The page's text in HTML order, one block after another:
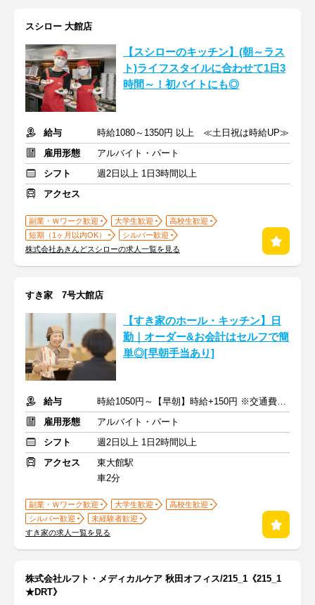
スシロー 大館店
【スシローのキッチン】(朝～ラス
ト)ライフスタイルに合わせて1日3
時間～！初バイトにも◎
給与
時給1080～1350円 以上 ≪土日祝は時給UP≫
雇用形態
アルバイト・パート
シフト
週2日以上 1日3時間以上
アクセス
副業・Ｗワーク歓迎 大学生歓迎
高校生歓迎
短期（1ヶ月以内OK）
シルバー歓迎
株式会社あきんどスシローの求人一覧を見る
すき家 7号大館店
【すき家のホール・キッチン】日
勤｜オーダー&お会計はセルフで簡
単◎[早朝手当あり]
給与
時給1050円～【早朝】時給+150円 ※交通費支給
雇用形態
アルバイト・パート
シフト
週2日以上 1日2時間以上
アクセス
東大館駅
車2分
副業・Ｗワーク歓迎 大学生歓迎
高校生歓迎
シルバー歓迎
未経験者歓迎
すき家の求人一覧を見る
株式会社ルフト・メディカルケア 秋田オフィス/215_1《215_1
★DRT》